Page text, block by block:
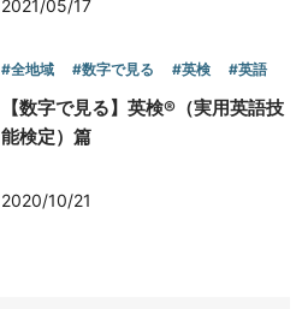
2021/05/17
#全地域 #数字で見る #英検 #英語
【数字で見る】英検®（実用英語技
能検定）篇
2020/10/21